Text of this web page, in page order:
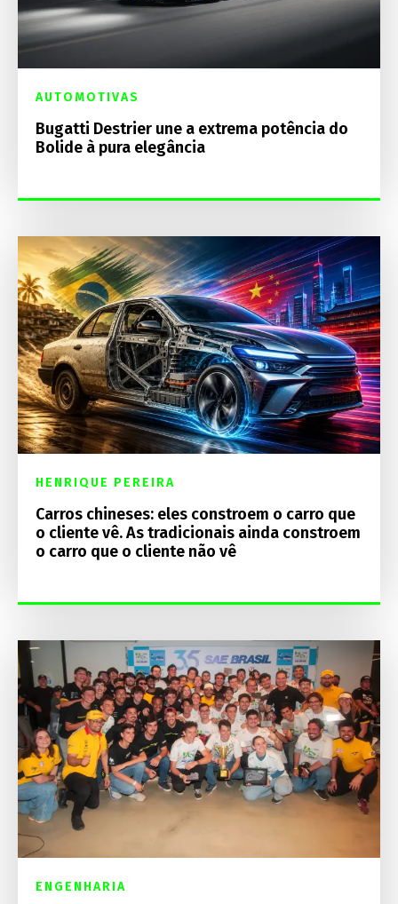
AUTOMOTIVAS
Bugatti Destrier une a extrema potência do
Bolide à pura elegância
HENRIQUE PEREIRA
Carros chineses: eles constroem o carro que
o cliente vê. As tradicionais ainda constroem
o carro que o cliente não vê
ENGENHARIA